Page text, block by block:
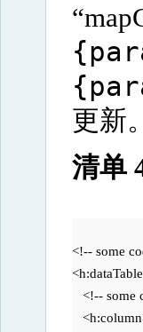
更新。
清单
<!-- some
<!-- some